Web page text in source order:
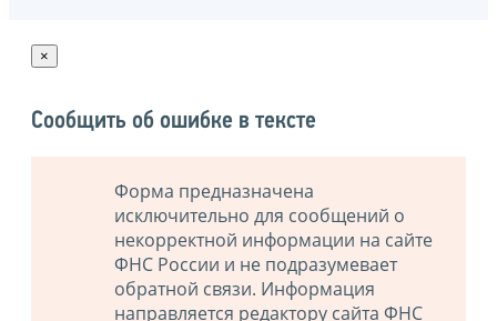
×
Сообщить об ошибке в тексте
Форма предназначена
исключительно для сообщений о
некорректной информации на сайте
ФНС России и не подразумевает
обратной связи. Информация
направляется редактору сайта ФНС